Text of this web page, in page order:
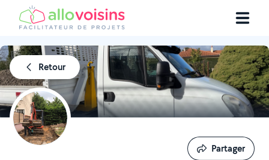
Retour
Partager
Partager